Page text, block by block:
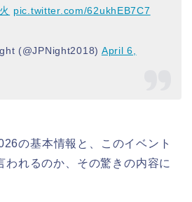
pic.twitter.com/62ukhEB7C7
(@JPNight2018) April 6,
の基本情報と、このイベント
われるのか、その驚きの内容に